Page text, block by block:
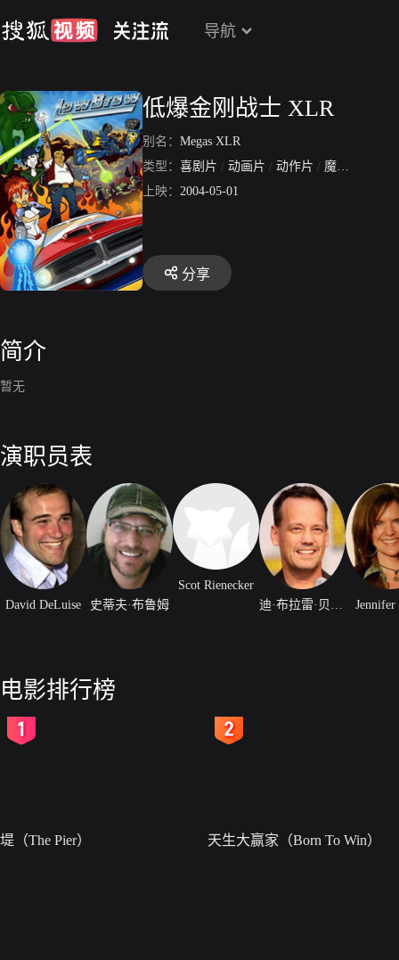
导航
低爆金刚战士 XLR
别名： Megas XLR
类型： 喜剧片 / 动画片 / 动作片 / 魔幻片
上映： 2004-05-01
分享
简介
暂无
演职员表
David DeLuise 史蒂夫·布鲁姆
Scot Rienecker
Jennifer
电影排行榜
堤（The Pier） 天生大赢家（Born To Win）